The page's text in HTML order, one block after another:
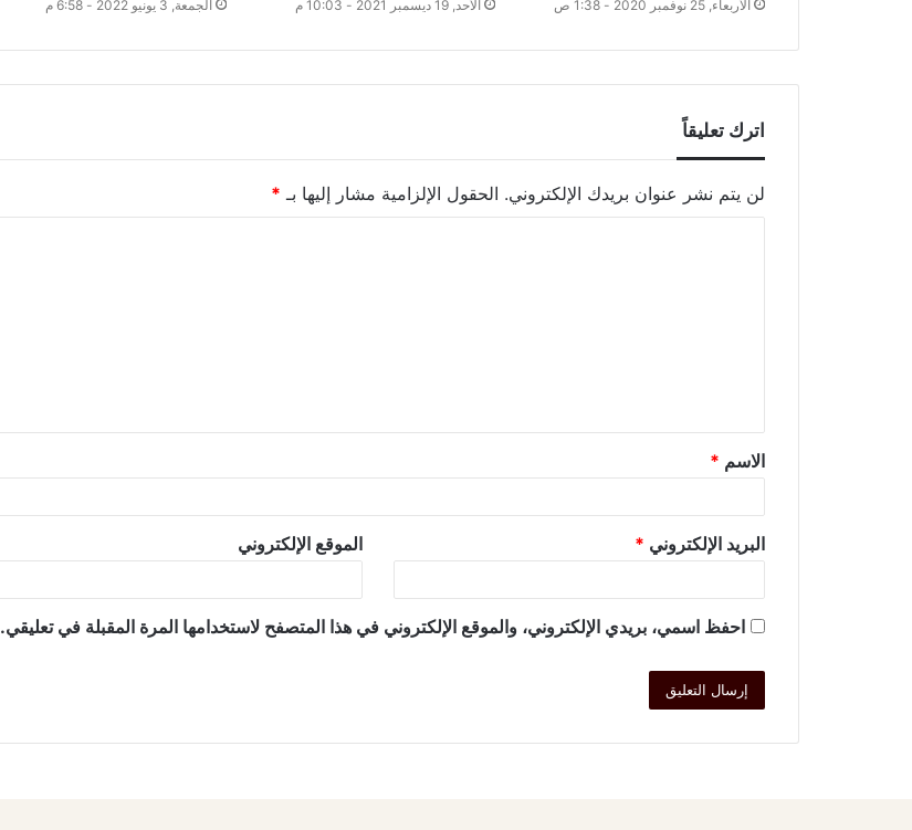
الأربعاء, 25 نوفمبر 2020 - 1:38 ص الأحد, 19 ديسمبر 2021 - 10:03 م الجمعة, 3 يونيو 2022 - 6:58 م
اترك تعليقاً
لن يتم نشر عنوان بريدك الإلكتروني. الحقول الإلزامية مشار إليها بـ *
الاسم *
البريد الإلكتروني * الموقع الإلكتروني
احفظ اسمي، بريدي الإلكتروني، والموقع الإلكتروني في هذا المتصفح لاستخدامها المرة المقبلة في تعليقي.